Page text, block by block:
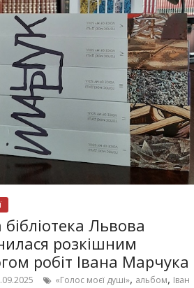
бібліотека Львова
розкішним
робіт Івана Марчука
«Голос моєї душі», альбом, Іван